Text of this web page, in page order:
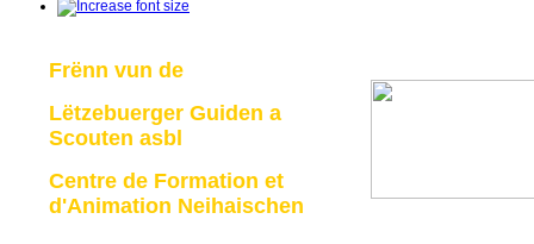
Frënn vun de
Lëtzebuerger Guiden a
Scouten asbl
Centre de Formation et
d'Animation Neihaischen